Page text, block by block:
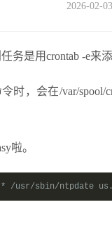
2026-02-
务是用crontab -e来
令时，会在/var/
啦。
/usr/sbin/ntpdate